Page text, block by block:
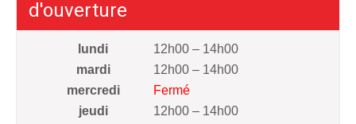
d'ouverture
lundi
12h00 – 14h00
mardi
12h00 – 14h00
mercredi
Fermé
jeudi
12h00 – 14h00